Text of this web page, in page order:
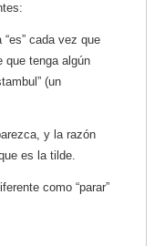
cada vez que
que tenga algún
(un
y la razón
es la tilde.
como “parar”